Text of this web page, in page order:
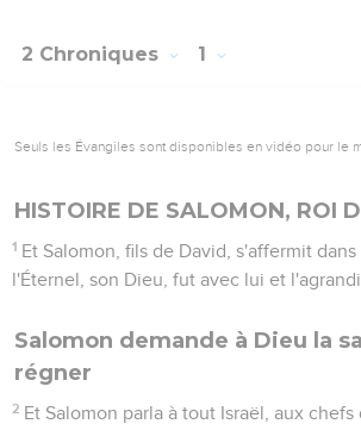
2 Chroniques 1
Seuls les Évangiles sont disponibles en vidéo pour le
HISTOIRE DE SALOMON, ROI
1 Et Salomon, fils de David, s'affermit
l'Éternel, son Dieu, fut avec lui et
Salomon demande à Dieu la
régner
2 Et Salomon parla à tout Israël, aux